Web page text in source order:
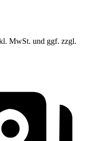
MwSt. und ggf. zzgl.